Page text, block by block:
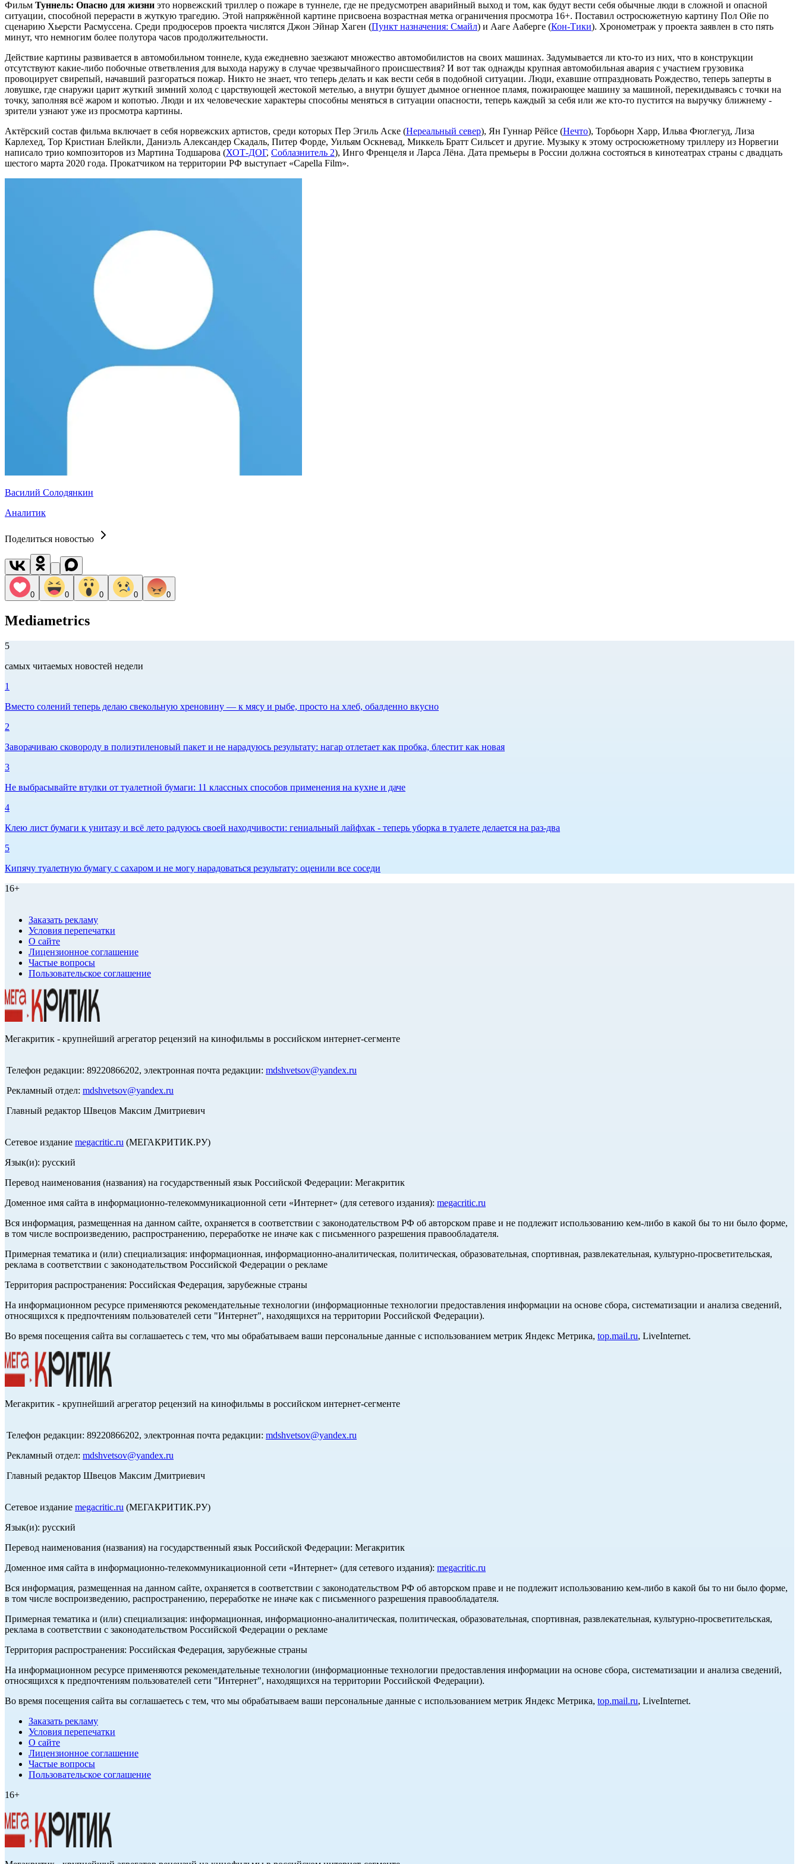
Фильм Туннель: Опасно для жизни это норвежский триллер о пожаре в туннеле, где не предусмотрен аварийный выход и том, как будут вести себя обычные люди в сложной и опасной
ситуации, способной перерасти в жуткую трагедию. Этой напряжённой картине присвоена возрастная метка ограничения просмотра 16+. Поставил остросюжетную картину Пол Ойе по
сценарию Хьерсти Расмуссена. Среди продюсеров проекта числятся Джон Эйнар Хаген (Пункт назначения: Смайл) и Ааге Ааберге (Кон-Тики). Хронометраж у проекта заявлен в сто пять
минут, что немногим более полутора часов продолжительности.
Действие картины развивается в автомобильном тоннеле, куда ежедневно заезжают множество автомобилистов на своих машинах. Задумывается ли кто-то из них, что в конструкции
отсутствуют какие-либо побочные ответвления для выхода наружу в случае чрезвычайного происшествия? И вот так однажды крупная автомобильная авария с участием грузовика
провоцирует свирепый, начавший разгораться пожар. Никто не знает, что теперь делать и как вести себя в подобной ситуации. Люди, ехавшие отпраздновать Рождество, теперь заперты в
ловушке, где снаружи царит жуткий зимний холод с царствующей жестокой метелью, а внутри бушует дымное огненное пламя, пожирающее машину за машиной, перекидываясь с точки на
точку, заполняя всё жаром и копотью. Люди и их человеческие характеры способны меняться в ситуации опасности, теперь каждый за себя или же кто-то пустится на выручку ближнему -
зрители узнают уже из просмотра картины.
Актёрский состав фильма включает в себя норвежских артистов, среди которых Пер Эгиль Аске (Нереальный север), Ян Гуннар Рёйсе (Нечто), Торбьорн Харр, Ильва Фюглегуд, Лиза
Карлехед, Тор Кристиан Блейкли, Даниэль Александер Скадаль, Питер Форде, Уильям Оскневад, Миккель Братт Сильсет и другие. Музыку к этому остросюжетному триллеру из Норвегии
написало трио композиторов из Мартина Тодшарова (ХОТ-ДОГ, Соблазнитель 2), Инго Френцеля и Ларса Лёна. Дата премьеры в России должна состояться в кинотеатрах страны с двадцать
шестого марта 2020 года. Прокатчиком на территории РФ выступает «Capella Film».
Василий Солодянкин
Аналитик
Поделиться новостью
0 0 0 0 0
Mediametrics
5
самых читаемых новостей недели
1
Вместо солений теперь делаю свекольную хреновину — к мясу и рыбе, просто на хлеб, обалденно вкусно
2
Заворачиваю сковороду в полиэтиленовый пакет и не нарадуюсь результату: нагар отлетает как пробка, блестит как новая
3
Не выбрасывайте втулки от туалетной бумаги: 11 классных способов применения на кухне и даче
4
Клею лист бумаги к унитазу и всё лето радуюсь своей находчивости: гениальный лайфхак - теперь уборка в туалете делается на раз-два
5
Кипячу туалетную бумагу с сахаром и не могу нарадоваться результату: оценили все соседи
16+
Заказать рекламу
Условия перепечатки
О сайте
Лицензионное соглашение
Частые вопросы
Пользовательское соглашение
Мегакритик - крупнейший агрегатор рецензий на кинофильмы в российском интернет-сегменте
Телефон редакции: 89220866202, электронная почта редакции: mdshvetsov@yandex.ru
Рекламный отдел: mdshvetsov@yandex.ru
Главный редактор Швецов Максим Дмитриевич
Сетевое издание megacritic.ru (МЕГАКРИТИК.РУ)
Язык(и): русский
Перевод наименования (названия) на государственный язык Российской Федерации: Мегакритик
Доменное имя сайта в информационно-телекоммуникационной сети «Интернет» (для сетевого издания): megacritic.ru
Вся информация, размещенная на данном сайте, охраняется в соответствии с законодательством РФ об авторском праве и не подлежит использованию кем-либо в какой бы то ни было форме,
в том числе воспроизведению, распространению, переработке не иначе как с письменного разрешения правообладателя.
Примерная тематика и (или) специализация: информационная, информационно-аналитическая, политическая, образовательная, спортивная, развлекательная, культурно-просветительская,
реклама в соответствии с законодательством Российской Федерации о рекламе
Территория распространения: Российская Федерация, зарубежные страны
На информационном ресурсе применяются рекомендательные технологии (информационные технологии предоставления информации на основе сбора, систематизации и анализа сведений,
относящихся к предпочтениям пользователей сети "Интернет", находящихся на территории Российской Федерации).
Во время посещения сайта вы соглашаетесь с тем, что мы обрабатываем ваши персональные данные с использованием метрик Яндекс Метрика, top.mail.ru, LiveInternet.
Мегакритик - крупнейший агрегатор рецензий на кинофильмы в российском интернет-сегменте
Телефон редакции: 89220866202, электронная почта редакции: mdshvetsov@yandex.ru
Рекламный отдел: mdshvetsov@yandex.ru
Главный редактор Швецов Максим Дмитриевич
Сетевое издание megacritic.ru (МЕГАКРИТИК.РУ)
Язык(и): русский
Перевод наименования (названия) на государственный язык Российской Федерации: Мегакритик
Доменное имя сайта в информационно-телекоммуникационной сети «Интернет» (для сетевого издания): megacritic.ru
Вся информация, размещенная на данном сайте, охраняется в соответствии с законодательством РФ об авторском праве и не подлежит использованию кем-либо в какой бы то ни было форме,
в том числе воспроизведению, распространению, переработке не иначе как с письменного разрешения правообладателя.
Примерная тематика и (или) специализация: информационная, информационно-аналитическая, политическая, образовательная, спортивная, развлекательная, культурно-просветительская,
реклама в соответствии с законодательством Российской Федерации о рекламе
Территория распространения: Российская Федерация, зарубежные страны
На информационном ресурсе применяются рекомендательные технологии (информационные технологии предоставления информации на основе сбора, систематизации и анализа сведений,
относящихся к предпочтениям пользователей сети "Интернет", находящихся на территории Российской Федерации).
Во время посещения сайта вы соглашаетесь с тем, что мы обрабатываем ваши персональные данные с использованием метрик Яндекс Метрика, top.mail.ru, LiveInternet.
Заказать рекламу
Условия перепечатки
О сайте
Лицензионное соглашение
Частые вопросы
Пользовательское соглашение
16+